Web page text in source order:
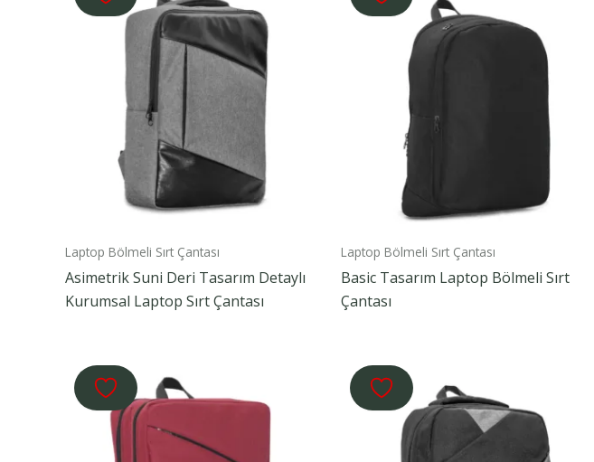
Laptop Bölmeli Sırt Çantası
Asimetrik Suni Deri Tasarım Detaylı
Kurumsal Laptop Sırt Çantası
Laptop Bölmeli Sırt Çantası
Basic Tasarım Laptop Bölmeli Sırt
Çantası